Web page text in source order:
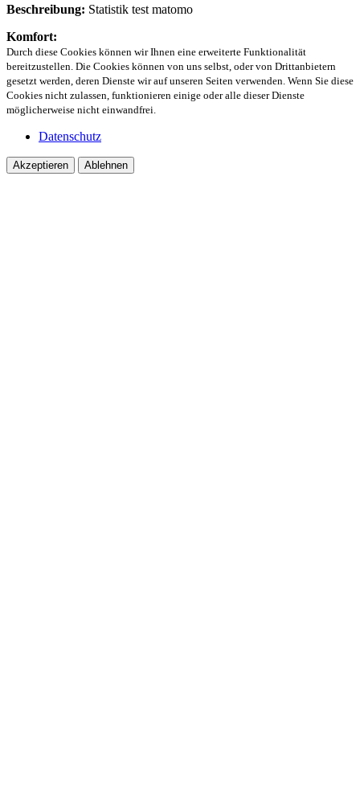
Beschreibung: Statistik test matomo
Komfort:
Durch diese Cookies können wir Ihnen eine erweiterte Funktionalität
bereitzustellen. Die Cookies können von uns selbst, oder von Drittanbietern
gesetzt werden, deren Dienste wir auf unseren Seiten verwenden. Wenn Sie diese
Cookies nicht zulassen, funktionieren einige oder alle dieser Dienste
möglicherweise nicht einwandfrei.
Datenschutz
Akzeptieren Ablehnen